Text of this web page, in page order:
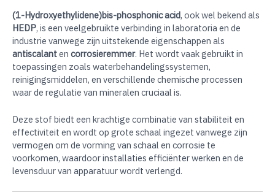
(1-Hydroxyethylidene)bis-phosphonic acid, ook wel bekend als
HEDP, is een veelgebruikte verbinding in laboratoria en de
industrie vanwege zijn uitstekende eigenschappen als
antiscalanten corrosieremmer. Het wordt vaak gebruikt in
toepassingen zoals waterbehandelingssystemen,
reinigingsmiddelen, en verschillende chemische processen
waar de regulatie van mineralen cruciaal is.
Deze stof biedt een krachtige combinatie van stabiliteit en
effectiviteit en wordt op grote schaal ingezet vanwege zijn
vermogen om de vorming van schaal en corrosie te
voorkomen, waardoor installaties efficiënter werken en de
levensduur van apparatuur wordt verlengd.